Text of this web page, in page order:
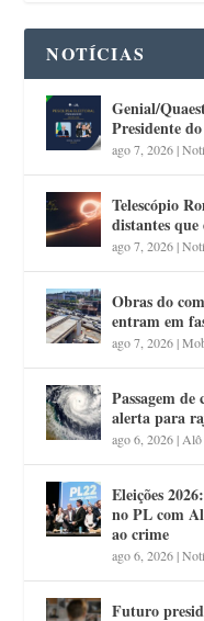
NOTÍCIAS
Genial/
Presidente
ago 7, 2026|
Telescópio
distantes que
ago 7, 2026|
Obras do
entram em
ago 7, 2026|
Passagem
alerta para
ago 6, 2026|Alô
Eleições
no PL com
ao crime
ago 6, 2026|
Futuro